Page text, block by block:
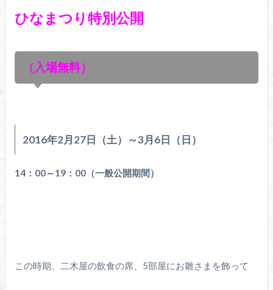
ひなまつり特別公開
（入場無料）
2016年2月27日（土）～3月6日（日）
14：00～19：00（一般公開期間）
この時期、二木屋の飲食の席、5部屋にお雛さまを飾って